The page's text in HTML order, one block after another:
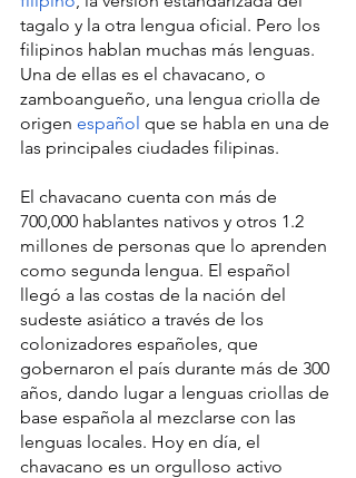
tagalo y la otra lengua oficial. Pero los
filipinos hablan muchas más lenguas.
Una de ellas es el chavacano, o
zamboangueño, una lengua criolla de
origen español que se habla en una de
las principales ciudades filipinas.
El chavacano cuenta con más de
700,000 hablantes nativos y otros 1.2
millones de personas que lo aprenden
como segunda lengua. El español
llegó a las costas de la nación del
sudeste asiático a través de los
colonizadores españoles, que
gobernaron el país durante más de 300
años, dando lugar a lenguas criollas de
base española al mezclarse con las
lenguas locales. Hoy en día, el
chavacano es un orgulloso activo